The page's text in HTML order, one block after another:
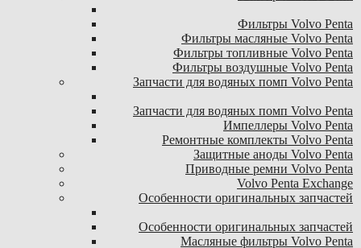
Фильтры Volvo Penta
Фильтры масляные Volvo Penta
Фильтры топливные Volvo Penta
Фильтры воздушные Volvo Penta
Запчасти для водяных помп Volvo Penta
Запчасти для водяных помп Volvo Penta
Импеллеры Volvo Penta
Ремонтные комплекты Volvo Penta
Защитные аноды Volvo Penta
Приводные ремни Volvo Penta
Volvo Penta Exchange
Особенности оригинальных запчастей
Особенности оригинальных запчастей
Масляные фильтры Volvo Penta